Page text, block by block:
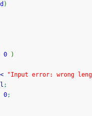
)
0
)
"Input error: wrong
;
0;